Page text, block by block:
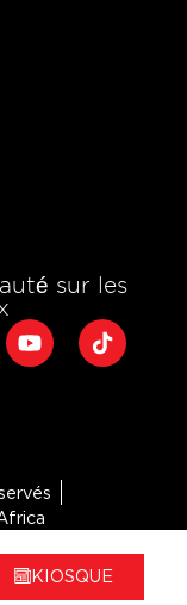
KIOSQUE
sur les